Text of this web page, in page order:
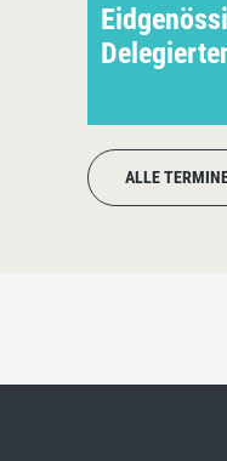
ALLE